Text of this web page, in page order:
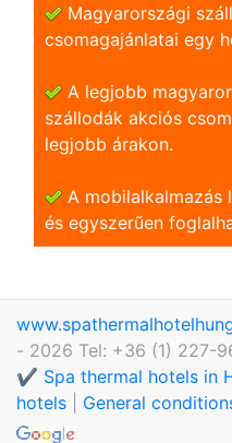
Magyarországi
csomagajánlatai egy
A legjobb
szállodák akciós
legjobb árakon.
A mobilalkalmazás
és egyszerũen
- 2026 Tel: +36 (1) 227-
✔️ Spa thermal hotels in
hotels
General